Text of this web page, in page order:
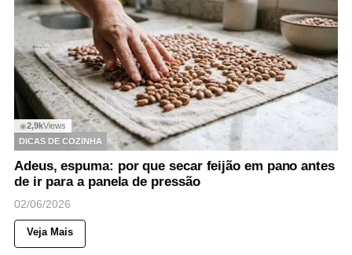
◉2,9kViews
DICAS DE COZINHA
Adeus, espuma: por que secar feijão em pano antes
de ir para a panela de pressão
02/06/2026
Veja Mais